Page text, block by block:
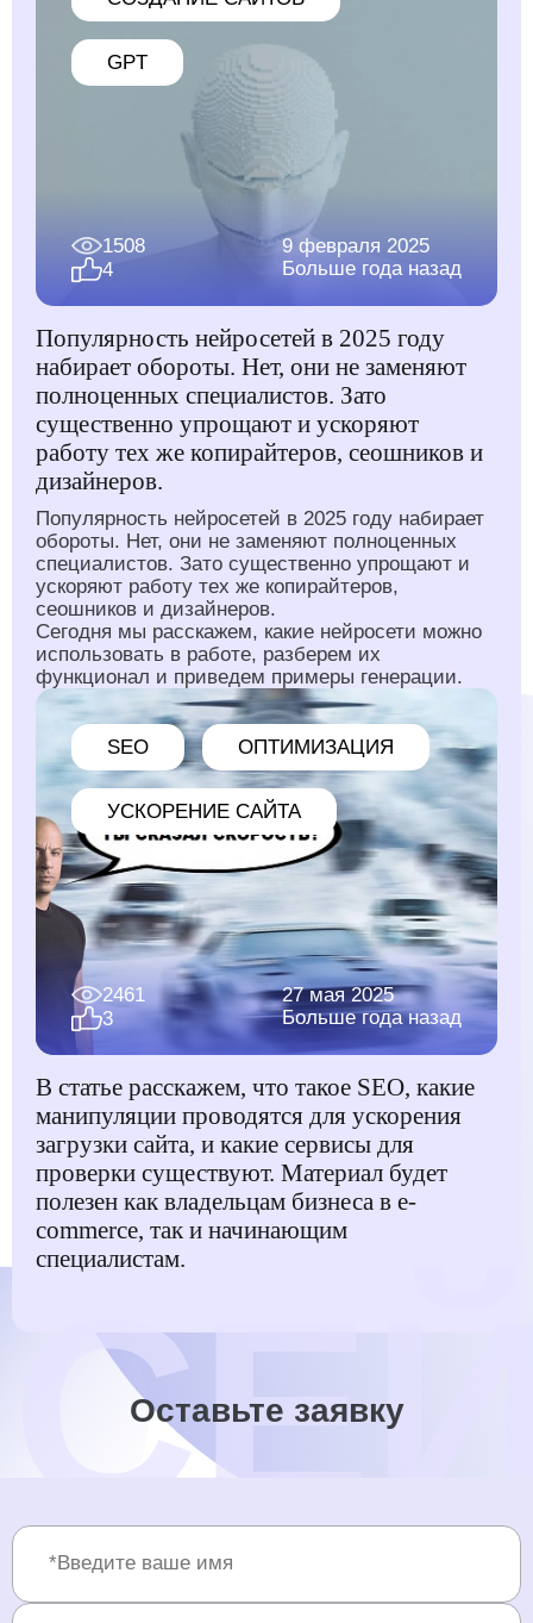
GPT
1508
4
9 февраля 2025
Больше года назад
Популярность нейросетей в 2025 году
набирает обороты. Нет, они не заменяют
полноценных специалистов. Зато
существенно упрощают и ускоряют
работу тех же копирайтеров, сеошников и
дизайнеров.
Популярность нейросетей в 2025 году набирает
обороты. Нет, они не заменяют полноценных
специалистов. Зато существенно упрощают и
ускоряют работу тех же копирайтеров,
сеошников и дизайнеров.
Сегодня мы расскажем, какие нейросети можно
использовать в работе, разберем их
функционал и приведем примеры генерации.
SEO ОПТИМИЗАЦИЯ
УСКОРЕНИЕ САЙТА
2461
3
27 мая 2025
Больше года назад
В статье расскажем, что такое SEO, какие
манипуляции проводятся для ускорения
загрузки сайта, и какие сервисы для
проверки существуют. Материал будет
полезен как владельцам бизнеса в e-
commerce, так и начинающим
специалистам.
Оставьте заявку